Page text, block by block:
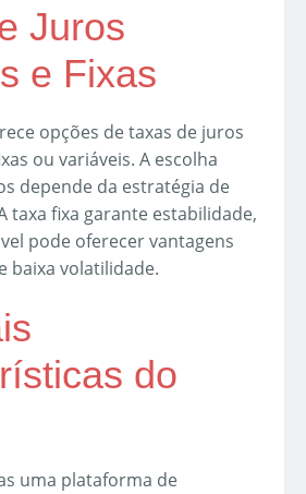
Juros
e Fixas
opções de taxas de juros
ou variáveis. A escolha
depende da estratégia de
taxa fixa garante estabilidade,
pode oferecer vantagens
baixa volatilidade.
do
uma plataforma de